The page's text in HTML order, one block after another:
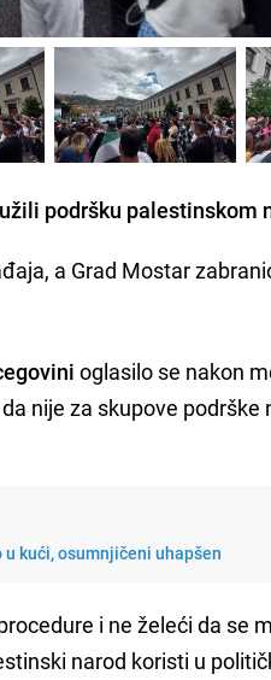
podršku palestinskom
a Grad Mostar
oglasilo se nakon
nije za skupove podrške
kući, osumnjičeni uhapšen
i ne želeći da se
narod koristi u